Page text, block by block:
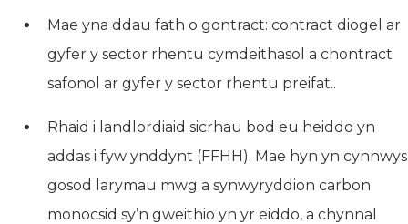
Mae yna ddau fath o gontract: contract diogel ar
gyfer y sector rhentu cymdeithasol a chontract
safonol ar gyfer y sector rhentu preifat..
Rhaid i landlordiaid sicrhau bod eu heiddo yn
addas i fyw ynddynt (FFHH). Mae hyn yn cynnwys
gosod larymau mwg a synwyryddion carbon
monocsid sy’n gweithio yn yr eiddo, a chynnal